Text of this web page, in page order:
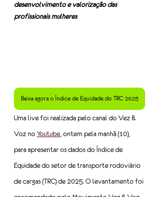
desenvolvimento e valorização das
profissionais mulheres
Baixa agora o Índice de Equidade do TRC 2025
Uma live foi realizada pelo canal do Vez &
Voz no Youtube , ontem pela manhã (10),
para apresentar os dados do Índice de
Equidade do setor de transporte rodoviário
de cargas (TRC) de 2025. O levantamento foi